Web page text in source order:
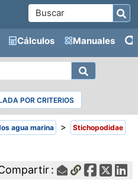
Cálculos Manuales
POR CRITERIOS
agua marina > Stichopodidae
: